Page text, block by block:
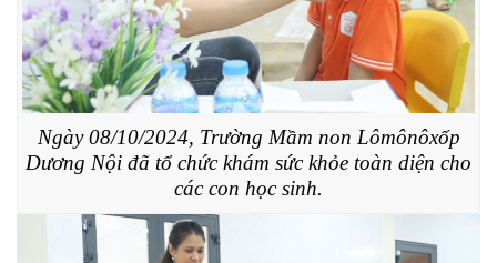
Ngày 08/10/2024, Trường Mầm non Lômônôxốp
Dương Nội đã tổ chức khám sức khỏe toàn diện cho
các con học sinh.